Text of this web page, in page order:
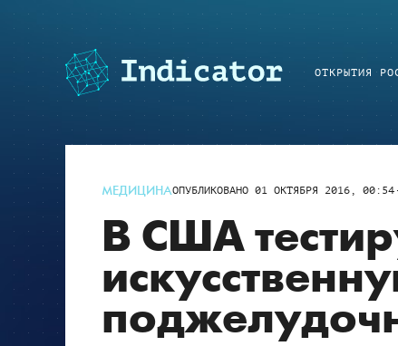
ОТКРЫТИЯ
МЕДИЦИНАОПУБЛИКОВАНО 01 ОКТЯБРЯ 2016, 00:54
В США